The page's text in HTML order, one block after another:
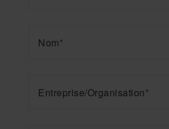
*
Nom
*
Entreprise/Organisation